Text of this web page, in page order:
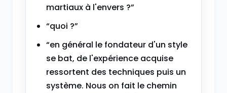
martiaux à l'envers ?”
“quoi ?”
“en général le fondateur d'un style
se bat, de l'expérience acquise
ressortent des techniques puis un
système. Nous on fait le chemin